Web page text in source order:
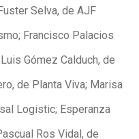
Selva, de AJF
Francisco Palacios
Gómez Calduch, de
de Planta Viva; Marisa
Logistic; Esperanza
Ros Vidal, de